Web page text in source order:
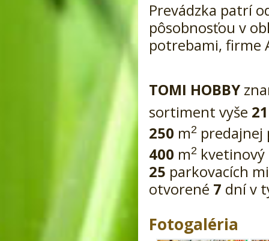
Prevádzka patrí
pôsobnosťou v
potrebami, firme
TOMI HOBBY
sortiment vyše
250 m2 predajnej
400 m2
25 parkovacích
otvorené 7 dní v
Fotogaléria